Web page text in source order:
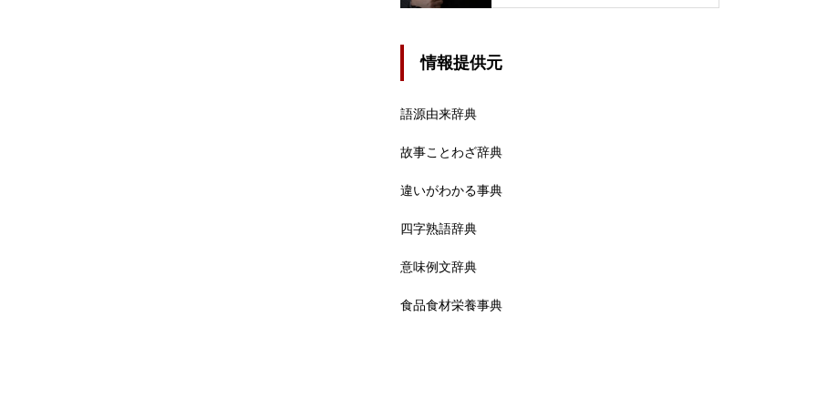
情報提供元
語源由来辞典
故事ことわざ辞典
違いがわかる事典
四字熟語辞典
意味例文辞典
食品食材栄養事典